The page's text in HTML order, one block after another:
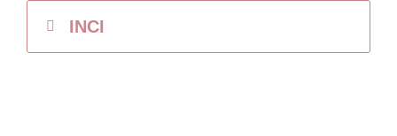
INCI